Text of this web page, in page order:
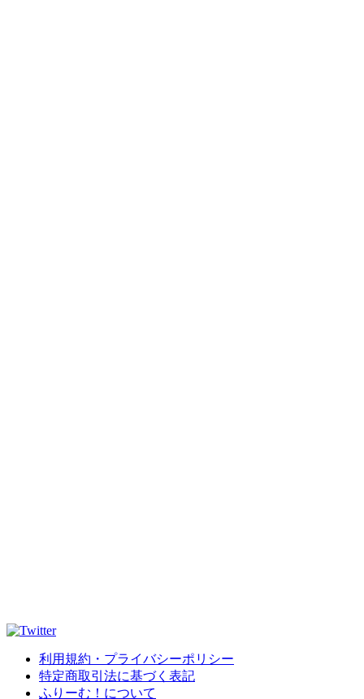
利用規約・プライバシーポリシー
特定商取引法に基づく表記
ふりーむ！について